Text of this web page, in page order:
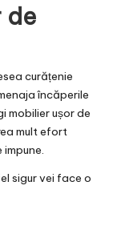
de
curățenie
încăperile
mobilier ușor de
mult efort
sigur vei face o